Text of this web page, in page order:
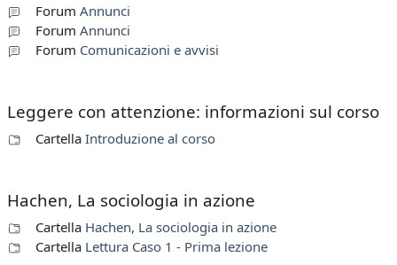
Forum Annunci
Forum Annunci
Forum Comunicazioni e avvisi
Leggere con attenzione: informazioni sul corso
Cartella Introduzione al corso
Hachen, La sociologia in azione
Cartella Hachen, La sociologia in azione
Cartella Lettura Caso 1 - Prima lezione